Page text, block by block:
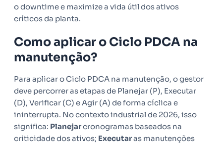
o downtime e maximize a vida útil dos ativos
críticos da planta.
Como aplicar o Ciclo PDCA na
manutenção?
Para aplicar o Ciclo PDCA na manutenção, o gestor
deve percorrer as etapas de Planejar (P), Executar
(D), Verificar (C) e Agir (A) de forma cíclica e
ininterrupta. No contexto industrial de 2026, isso
significa: Planejarcronogramas baseados na
criticidade dos ativos; Executaras manutenções